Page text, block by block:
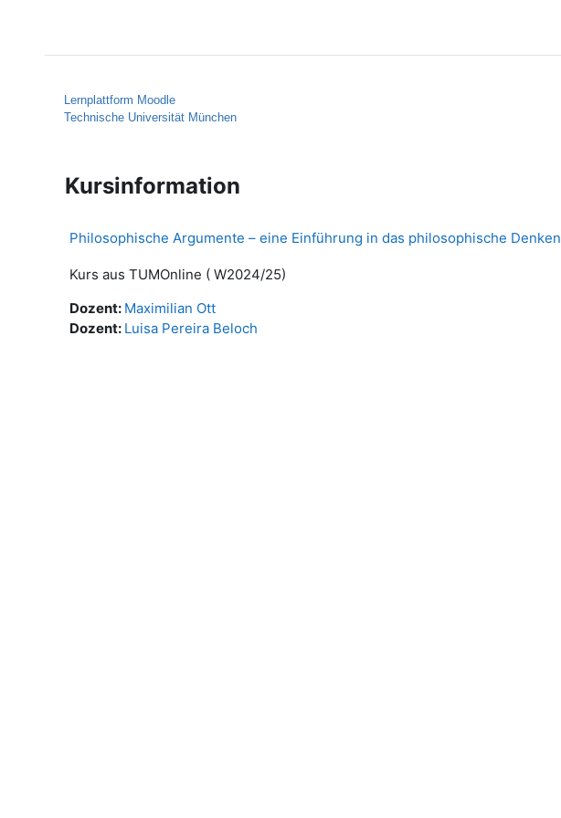
Lernplattform Moodle
Technische Universität München
Kursinformation
Philosophische Argumente – eine Einführung in das philosophische Denken
Kurs aus TUMOnline ( W2024/25)
Dozent: Maximilian Ott
Dozent: Luisa Pereira Beloch